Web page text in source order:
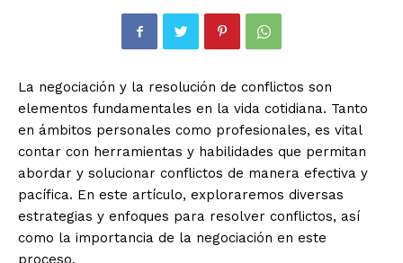
La negociación y la resolución de conflictos son
elementos fundamentales en la vida cotidiana. Tanto
en ámbitos personales como profesionales, es vital
contar con herramientas y habilidades que permitan
abordar y solucionar conflictos de manera efectiva y
pacífica. En este artículo, exploraremos diversas
estrategias y enfoques para resolver conflictos, así
como la importancia de la negociación en este